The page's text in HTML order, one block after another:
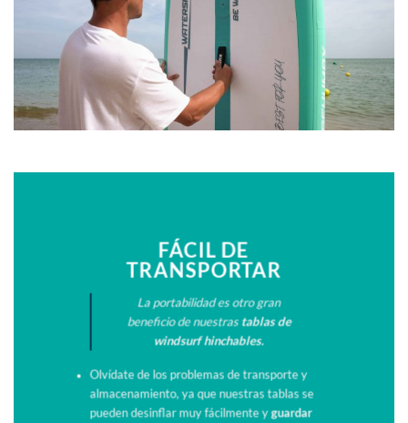
FÁCIL DE
TRANSPORTAR
La portabilidad es otro gran
beneficio de nuestras tablas de
windsurf hinchables.
Olvídate de los problemas de transporte y
almacenamiento, ya que nuestras tablas se
pueden desinflar muy fácilmente yguardar